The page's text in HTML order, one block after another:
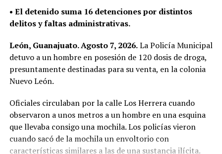
• El detenido suma 16 detenciones por distintos
delitos y faltas administrativas.
León, Guanajuato. Agosto 7, 2026.La Policía Municipal
detuvo a un hombre en posesión de 120 dosis de droga,
presuntamente destinadas para su venta, en la colonia
Nuevo León.
Oficiales circulaban por la calle Los Herrera cuando
observaron a unos metros a un hombre en una esquina
que llevaba consigo una mochila. Los policías vieron
cuando sacó de la mochila un envoltorio con
características similares a las de una sustancia ilícita.